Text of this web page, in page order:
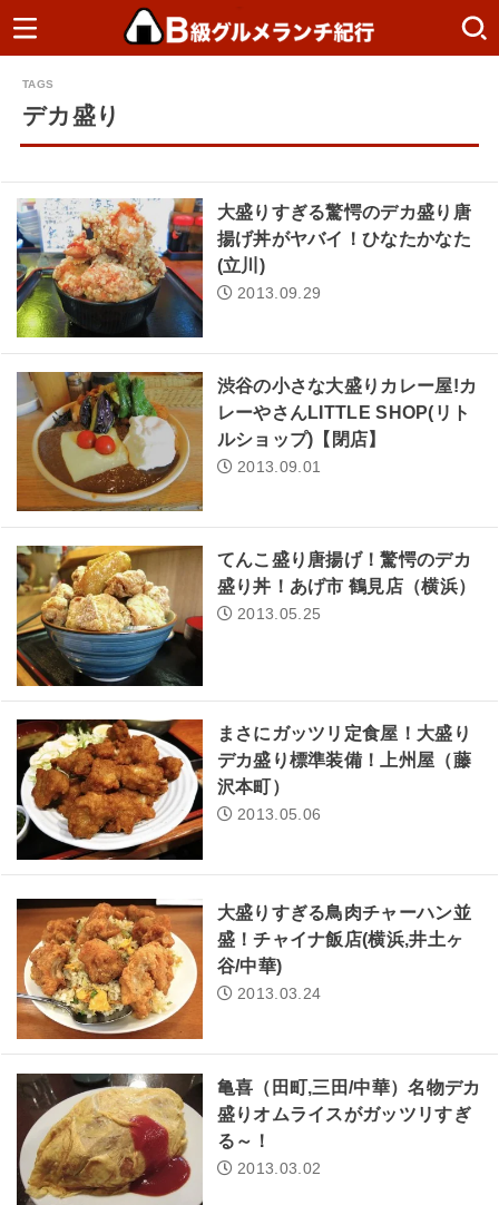
デカ盛り
大盛りすぎる驚愕のデカ盛り唐
揚げ丼がヤバイ！ひなたかなた
(立川)
2013.09.29
渋谷の小さな大盛りカレー屋!カ
レーやさんLITTLE SHOP(リト
ルショップ)【閉店】
2013.09.01
てんこ盛り唐揚げ！驚愕のデカ
盛り丼！あげ市 鶴見店（横浜）
2013.05.25
まさにガッツリ定食屋！大盛り
デカ盛り標準装備！上州屋（藤
沢本町）
2013.05.06
大盛りすぎる鳥肉チャーハン並
盛！チャイナ飯店(横浜,井土ヶ
谷/中華)
2013.03.24
亀喜（田町,三田/中華）名物デカ
盛りオムライスがガッツリすぎ
る～！
2013.03.02